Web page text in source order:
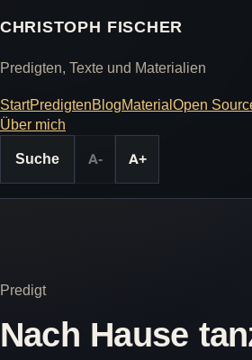
CHRISTOPH FISCHER
Predigten, Texte und Materialien
StartPredigtenBlogMaterialOpen
Über mich
Suche
A- A+
Predigt
Nach Hause